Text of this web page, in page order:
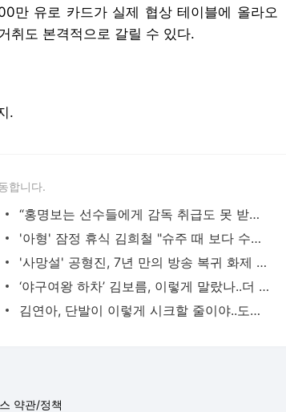
만 유로 카드가 실제 협상 테이블에 올라오
취도 본격적으로 갈릴 수 있다.
.
합니다.
“홍명보는 선수들에게 감독 취급도 못 받았구만…” 축구팬들이 충격받은 이유…남아공전 하
'아형' 잠정 휴식 김희철 "슈주 때 보다 수입 많다"…복귀 기대UP [핫피플]
'사망설' 공형진, 7년 만의 방송 복귀 화제 "1억 시계, 10개 팔아버텼다" [핫피플]
‘야구여왕 하차’ 김보름, 이렇게 말랐나..더 야위어진 근황 ‘걱정’
김연아, 단발이 이렇게 시크할 줄이야..도발적 눈빛까지
약관/정책